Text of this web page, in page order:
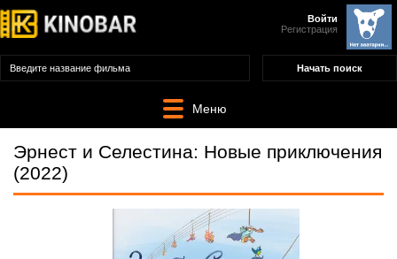
Войти
Регистрация
Меню
Эрнест и Селестина: Новые приключения
(2022)